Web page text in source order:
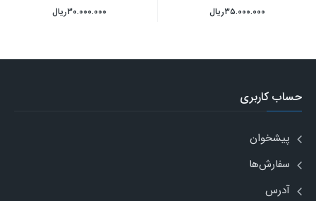
ریال۳۵.۰۰۰.۰۰۰ ریال۳۰.۰۰۰.۰۰۰
حساب کاربری
پیشخوان
سفارش‌ها
آدرس